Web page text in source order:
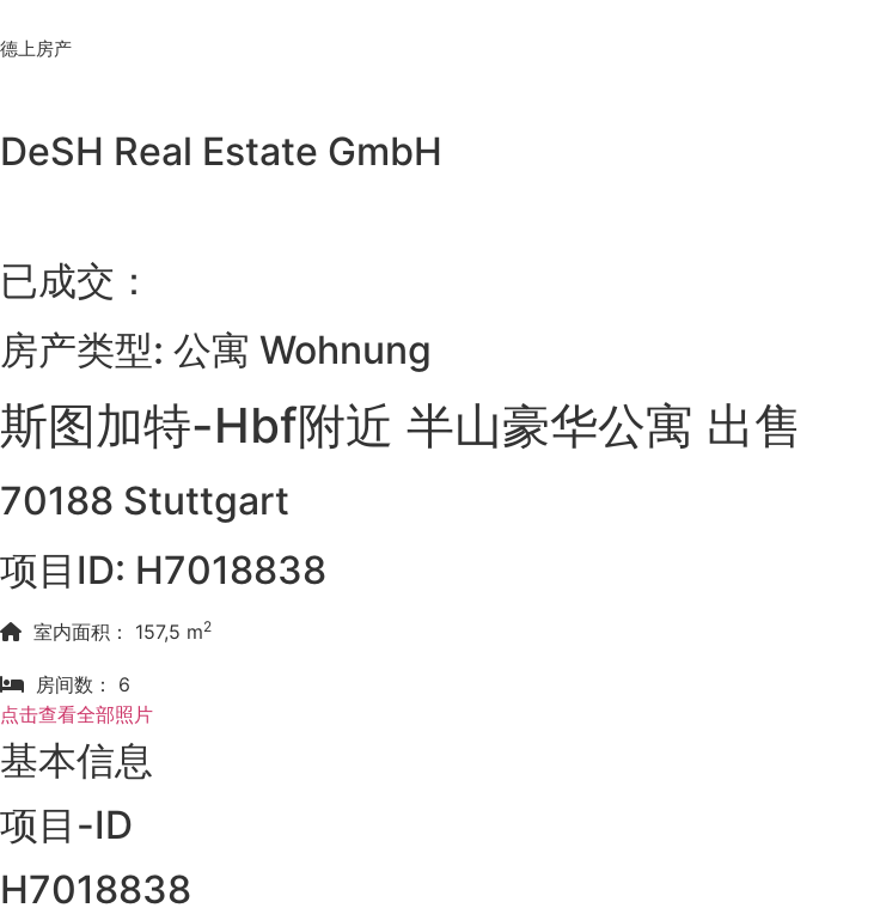
to
德上房产
DeSH Real Estate GmbH
已成交：
房产类型: 公寓 Wohnung
斯图加特-Hbf附近 半山豪华公寓 出售
70188 Stuttgart
项目ID: H7018838
室内面积： 157,5 m2
房间数： 6
点击查看全部照片
基本信息
项目-ID
H7018838